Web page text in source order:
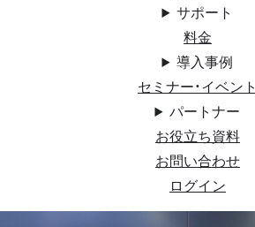
サポート
料金
導入事例
セミナー・イベント
パートナー
お役立ち資料
お問い合わせ
ログイン